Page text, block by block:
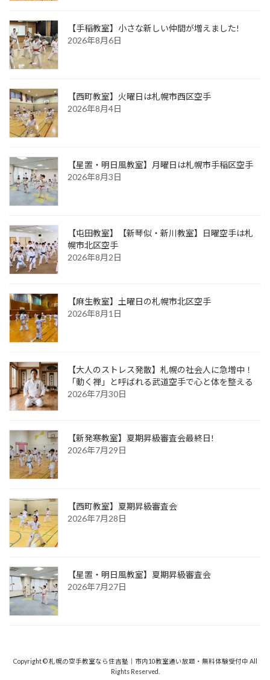
【手稲教室】小さな新しい仲間が増えました!
2026年8月6日
【西町教室】火曜日は札幌市西区空手
2026年8月4日
【星置・明日風教室】月曜日は札幌市手稲区空手
2026年8月3日
【屯田教室】【新琴似・新川教室】日曜空手は札
幌市北区空手
2026年8月2日
【麻生教室】土曜日の札幌市北区空手
2026年8月1日
【大人のストレス発散】札幌の社会人に急増中！
「動く禅」と呼ばれる武道空手で心と体を整える
2026年7月30日
【新発寒教室】夏期昇級審査会最終日!
2026年7月29日
【西町教室】夏期昇級審査会
2026年7月28日
【星置・明日風教室】夏期昇級審査会
2026年7月27日
Copyright © 札幌の空手教室なら住吉塾｜市内10教室通い放題・無料体験受付中 All
Rights Reserved.